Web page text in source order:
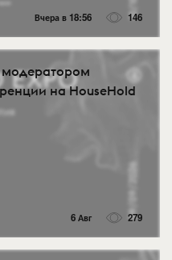
Вчера в 18:56 146
модератором
на HouseHold
6 Авг 279